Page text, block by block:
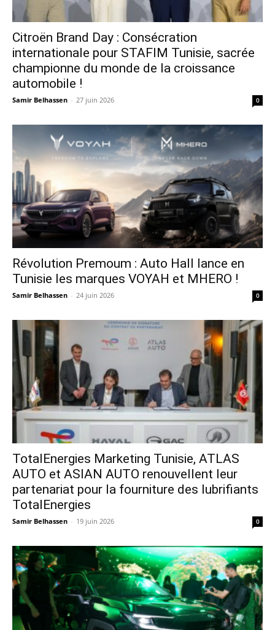
Citroën Brand Day : Consécration
internationale pour STAFIM Tunisie, sacrée
championne du monde de la croissance
automobile !
Samir Belhassen - 27 juin 2026 0
Révolution Premoum : Auto Hall lance en
Tunisie les marques VOYAH et MHERO !
Samir Belhassen - 24 juin 2026 0
TotalEnergies Marketing Tunisie, ATLAS
AUTO et ASIAN AUTO renouvellent leur
partenariat pour la fourniture des lubrifiants
TotalEnergies
Samir Belhassen - 19 juin 2026 0